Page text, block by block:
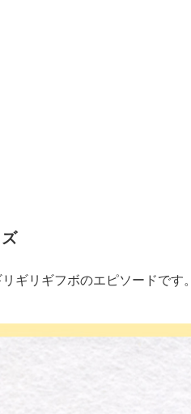
ギリギフボのエピソードです。